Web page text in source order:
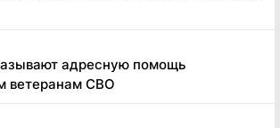
адресную помощь
ветеранам СВО